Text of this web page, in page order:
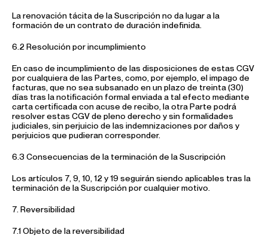
La renovación tácita de la Suscripción no da lugar a la
formación de un contrato de duración indefinida.
6.2 Resolución por incumplimiento
En caso de incumplimiento de las disposiciones de estas CGV
por cualquiera de las Partes, como, por ejemplo, el impago de
facturas, que no sea subsanado en un plazo de treinta (30)
días tras la notificación formal enviada a tal efecto mediante
carta certificada con acuse de recibo, la otra Parte podrá
resolver estas CGV de pleno derecho y sin formalidades
judiciales, sin perjuicio de las indemnizaciones por daños y
perjuicios que pudieran corresponder.
6.3 Consecuencias de la terminación de la Suscripción
Los artículos 7, 9, 10, 12 y 19 seguirán siendo aplicables tras la
terminación de la Suscripción por cualquier motivo.
7. Reversibilidad
7.1 Objeto de la reversibilidad